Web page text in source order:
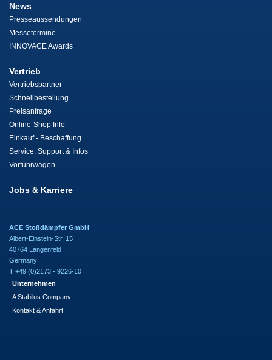
News
Presseaussendungen
Messetermine
INNOVACE Awards
Vertrieb
Vertriebspartner
Schnellbestellung
Preisanfrage
Online-Shop Info
Einkauf - Beschaffung
Service, Support & Infos
Vorführwagen
Jobs & Karriere
ACE Stoßdämpfer GmbH
Albert-Einstein-Str. 15
40764 Langenfeld
Germany
T +49 (0)2173 - 9226-10
Unternehmen
A Stabilus Company
Kontakt & Anfahrt